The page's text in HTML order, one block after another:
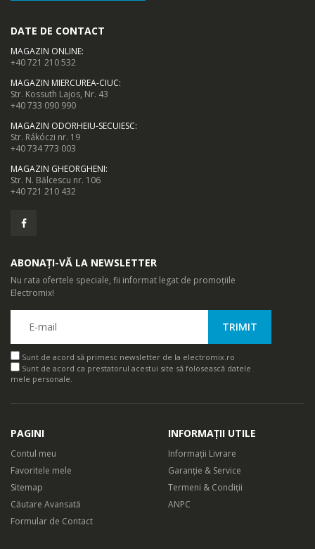
DATE DE CONTACT
MAGAZIN ONLINE:
+40 721 210 532
MAGAZIN MIERCUREA-CIUC:
Str. Kossuth Lajos, Nr. 43
+40 733 090 990
MAGAZIN ODORHEIU-SECUIESC:
Str. Rákóczi nr. 19
+40 734 773 003
MAGAZIN GHEORGHENI:
Str. N. Bălcescu nr. 106
+40 721 210 432
ABONAȚI-VĂ LA NEWSLETTER
Nu rata ofertele speciale, fii informat legat de promoțiile
Electromix!
Sunt de acord să primesc newsletter de la electromix.ro
Sunt de acord ca prestatorul acestui site să folosească datele
mele personale.
PAGINI
Contul meu
Favoritele mele
Sitemap
Căutare Avansată
Formular de Contact
INFORMAȚII UTILE
Informații Livrare
Garanție & Service
Termeni & Condiții
ANPC